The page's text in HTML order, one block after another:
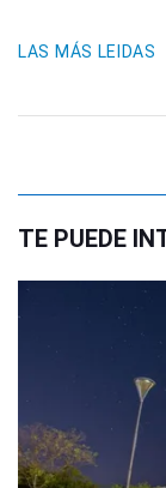
LAS MÁS LEIDAS
TE PUEDE